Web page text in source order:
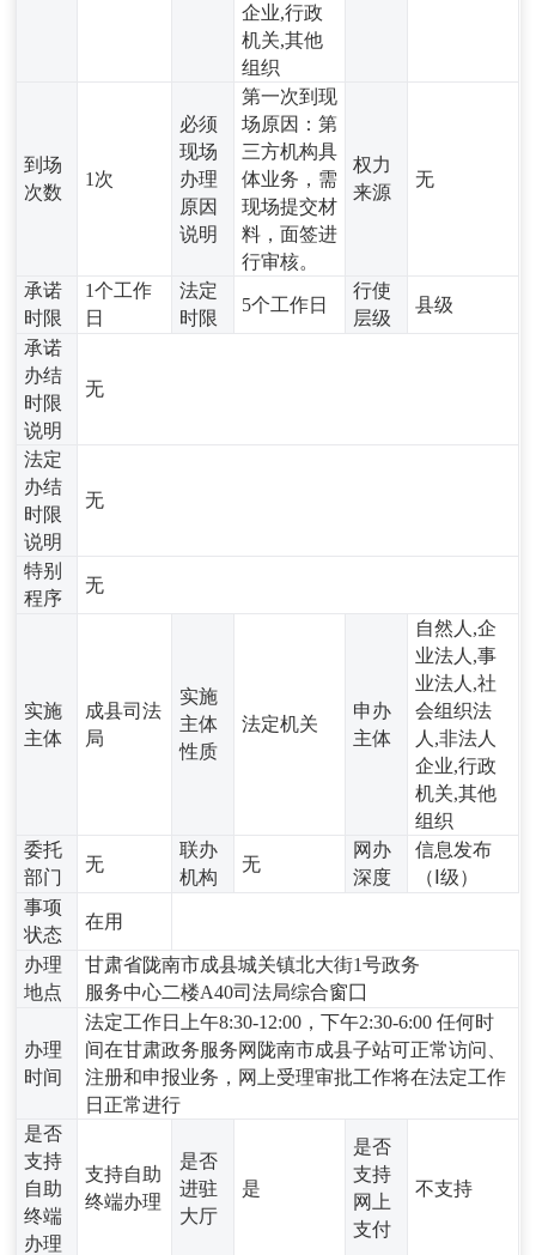
企业,行政
机关,其他
组织
到场
次数
1次
必须
现场
办理
原因
说明
第一次到现
场原因：第
三方机构具
体业务，需
现场提交材
料，面签进
行审核。
权力
来源
无
承诺
时限
1个工作
日
法定
时限
5个工作日
行使
层级
县级
承诺
办结
时限
说明
无
法定
办结
时限
说明
无
特别
程序
无
实施
主体
成县司法
局
实施
主体
性质
法定机关
申办
主体
自然人,企
业法人,事
业法人,社
会组织法
人,非法人
企业,行政
机关,其他
组织
委托
部门
无
联办
机构
无
网办
深度
信息发布
（Ⅰ级）
事项
状态
在用
办理
地点
甘肃省陇南市成县城关镇北大街1号政务
服务中心二楼A40司法局综合窗囗
办理
时间
法定工作日上午8:30-12:00，下午2:30-6:00 任何时
间在甘肃政务服务网陇南市成县子站可正常访问、
注册和申报业务，网上受理审批工作将在法定工作
日正常进行
是否
支持
自助
终端
办理
支持自助
终端办理
是否
进驻
大厅
是
是否
支持
网上
支付
不支持